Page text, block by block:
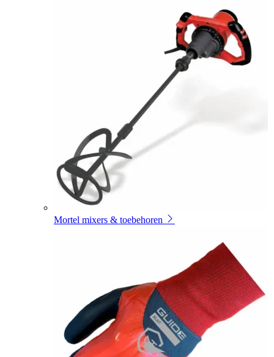
Mortel mixers & toebehoren